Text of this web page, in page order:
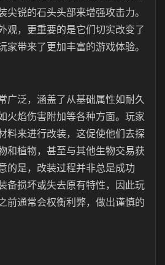
尖锐的石头头部来增强攻击力。
观，更重要的是它们切实改变了
家带来了更加丰富的游戏体验。
广泛，涵盖了从基础属性如耐久
火焰伤害附加等各种方面。玩家
料来进行改装，这促使他们去探
和植物，甚至与其他生物交易获
的是，改装过程并非总是成功
备损坏或失去原有特性，因此玩
前通常会权衡利弊，做出谨慎的